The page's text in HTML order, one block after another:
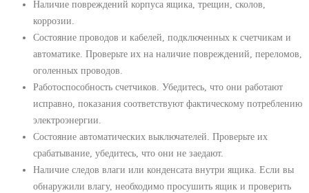
Наличие повреждений корпуса ящика, трещин, сколов,
коррозии.
Состояние проводов и кабелей, подключенных к счетчикам и
автоматике. Проверьте их на наличие повреждений, переломов,
оголенных проводов.
Работоспособность счетчиков. Убедитесь, что они работают
исправно, показания соответствуют фактическому потреблению
электроэнергии.
Состояние автоматических выключателей. Проверьте их
срабатывание, убедитесь, что они не заедают.
Наличие следов влаги или конденсата внутри ящика. Если вы
обнаружили влагу, необходимо просушить ящик и проверить